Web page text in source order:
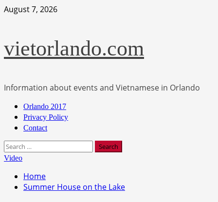
Skip
August 7, 2026
vietorlando.com
Information about events and Vietnamese in Orlando
Primary
Menu
Orlando 2017
Privacy Policy
Contact
Search
for:
Video
Home
Summer House on the Lake